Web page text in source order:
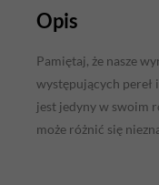
Opis
Pamiętaj, że nasze
występujących pereł
jest jedyny w swoim
może różnić się